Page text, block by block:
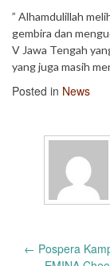
” Alhamdulillah
gembira dan
V Jawa Tengah
yang juga masih
Posted in News
Post
← Pospera